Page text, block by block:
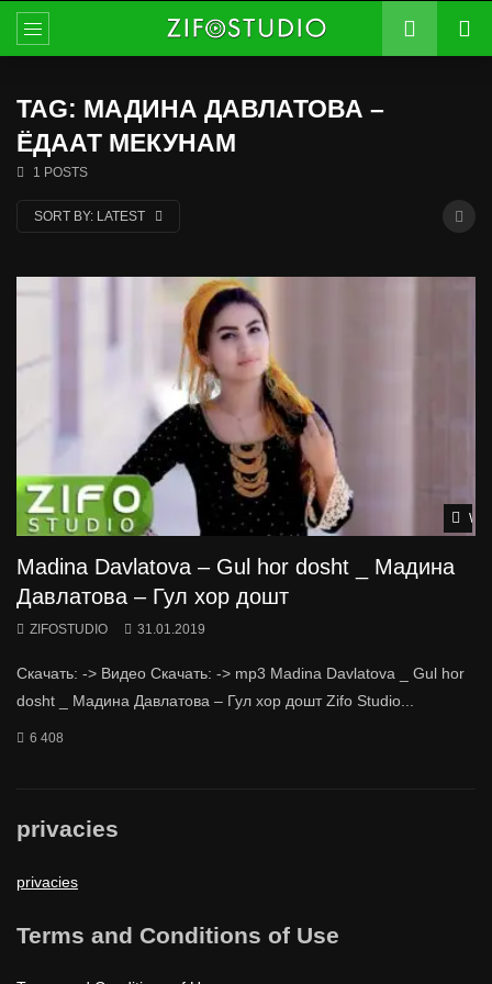
TAG: МАДИНА ДАВЛАТОВА –
ЁДААТ МЕКУНАМ
1 POSTS
SORT BY: LATEST
Madina Davlatova – Gul hor dosht _ Мадина
Давлатова – Гул хор дошт
ZIFOSTUDIO 31.01.2019
Скачать: -> Видео Скачать: -> mp3 Madina Davlatova _ Gul hor
dosht _ Мадина Давлатова – Гул хор дошт Zifo Studio...
6 408
privacies
privacies
Terms and Conditions of Use